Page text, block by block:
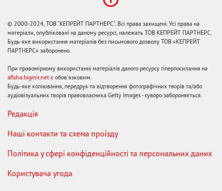
© 2000-2024, ТОВ "КЕПРЕЙТ ПАРТНЕРС". Всі права захищені. Усі права на
матеріали, опубліковані на даному ресурсі, належать ТОВ КЕПРЕЙТ ПАРТНЕРС.
Будь-яке використання матеріалів без письмового дозволу ТОВ «КЕПРЕЙТ
ПАРТНЕРС» заборонено.
При правомірному використанні матеріалів даного ресурсу гіперпосилання на
afisha.bigmir.net є обов'язковим.
Будь-яке копіювання, передрук та відтворення фотографічних творів та/або
аудіовізуальних творів правовласника Getty Images - суворо забороняється.
Редакція
Наші контакти та схема проїзду
Політика у сфері конфіденційності та персональних даних
Користувача угода